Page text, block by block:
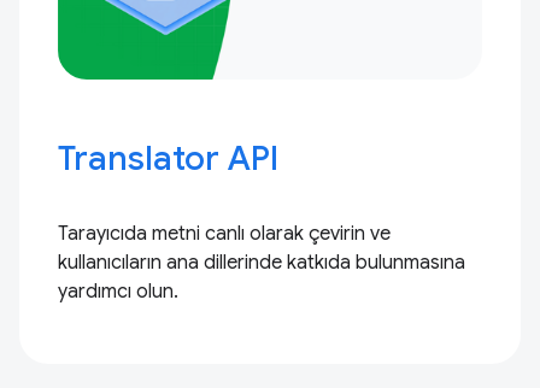
Translator API
Tarayıcıda metni canlı olarak çevirin ve
kullanıcıların ana dillerinde katkıda bulunmasına
yardımcı olun.